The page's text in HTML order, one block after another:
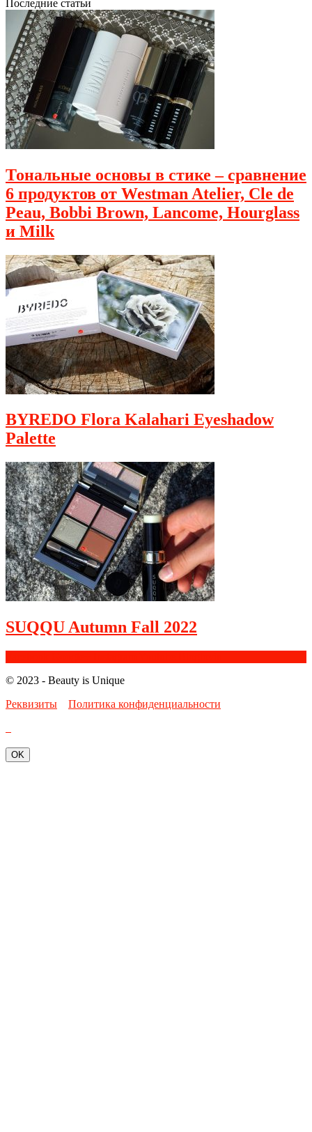
Последние статьи
Тональные основы в стике – сравнение
6 продуктов от Westman Atelier, Cle de
Peau, Bobbi Brown, Lancome, Hourglass
и Milk
BYREDO Flora Kalahari Eyeshadow
Palette
SUQQU Autumn Fall 2022
© 2023 - Beauty is Unique
Реквизиты
Политика конфиденциальности
OK